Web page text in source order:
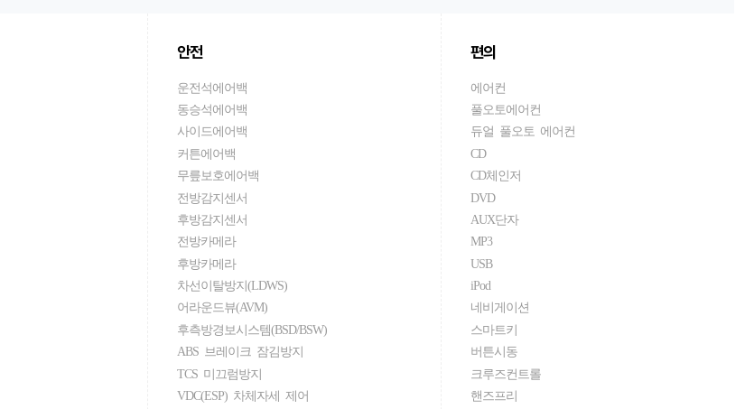
안전
운전석에어백
동승석에어백
사이드에어백
커튼에어백
무릎보호에어백
전방감지센서
후방감지센서
전방카메라
후방카메라
차선이탈방지(LDWS)
어라운드뷰(AVM)
후측방경보시스템(BSD/BSW)
ABS 브레이크 잠김방지
TCS 미끄럼방지
VDC(ESP) 차체자세 제어
편의
에어컨
풀오토에어컨
듀얼 풀오토 에어컨
CD
CD체인저
DVD
AUX단자
MP3
USB
iPod
네비게이션
스마트키
버튼시동
크루즈컨트롤
핸즈프리